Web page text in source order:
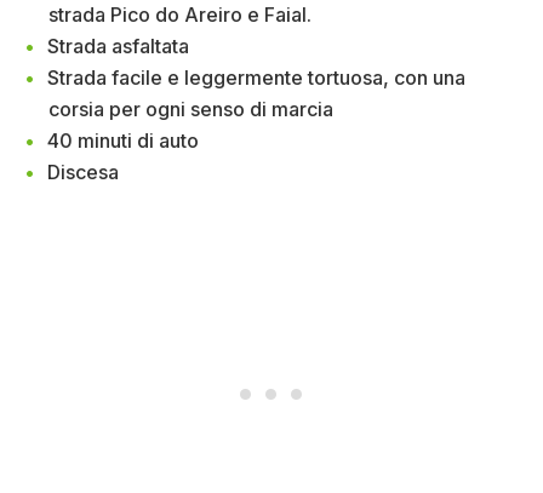
strada Pico do Areiro e Faial.
Strada asfaltata
Strada facile e leggermente tortuosa, con una
corsia per ogni senso di marcia
40 minuti di auto
Discesa